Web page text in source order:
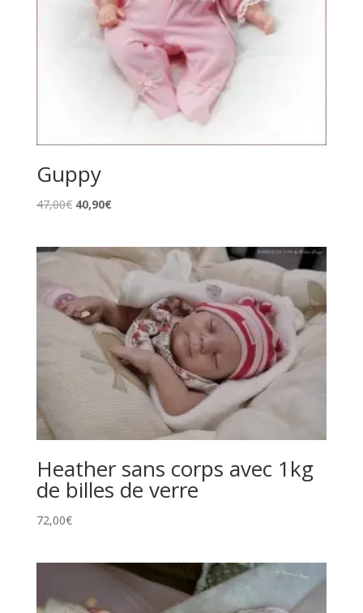
Guppy
47,00€ Le
était :
47,00€.
40,90€Le
est :
40,90€.
Heather sans corps avec 1kg
de billes de verre
72,00€